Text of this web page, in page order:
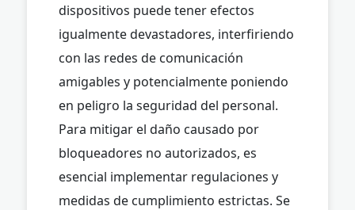
dispositivos puede tener efectos
igualmente devastadores, interfiriendo
con las redes de comunicación
amigables y potencialmente poniendo
en peligro la seguridad del personal.
Para mitigar el daño causado por
bloqueadores no autorizados, es
esencial implementar regulaciones y
medidas de cumplimiento estrictas. Se